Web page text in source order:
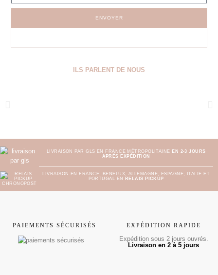
ENVOYER
ILS PARLENT DE NOUS
LIVRAISON PAR GLS EN FRANCE MÉTROPOLITAINE EN 2-3 JOURS
APRÈS EXPÉDITION
LIVRAISON EN FRANCE, BENELUX, ALLEMAGNE, ESPAGNE, ITALIE ET
PORTUGAL EN
RELAIS PICKUP
PAIEMENTS SÉCURISÉS EXPÉDITION RAPIDE
Expédition sous 2 jours ouvrés.
Livraison en 2 à 5 jours